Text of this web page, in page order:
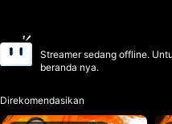
Streamer sedang offline.
beranda nya.
Direkomendasikan